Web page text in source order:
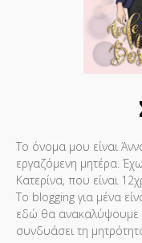
Το όνομα μου είναι
εργαζόμενη μητέρα.
Κατερίνα, που είναι
Το blogging για μένα
εδώ θα ανακαλύψουμε
συνδυάσει τη